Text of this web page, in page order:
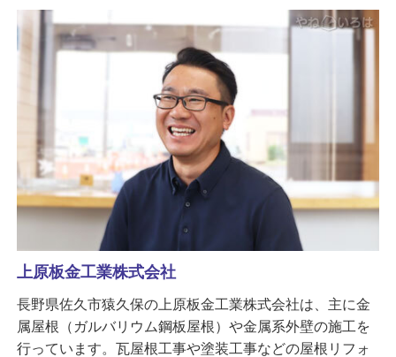
上原板金工業株式会社
長野県佐久市猿久保の上原板金工業株式会社は、主に金
属屋根（ガルバリウム鋼板屋根）や金属系外壁の施工を
行っています。瓦屋根工事や塗装工事などの屋根リフォ